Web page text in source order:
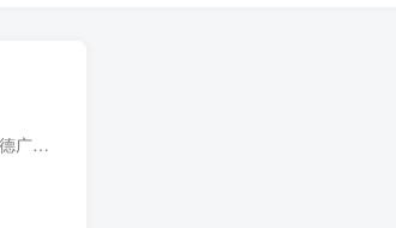
族谱简介 河南周口鹿邑丁氏族谱，2006年丁德广主修，1册。始迁祖伯贤，原籍山东诸城藏马山，明初迁河南鹿邑县试量店。 谱载新老谱序、世系图、人物传记、家教、地方文化。 族谱部分预览 电子版P...